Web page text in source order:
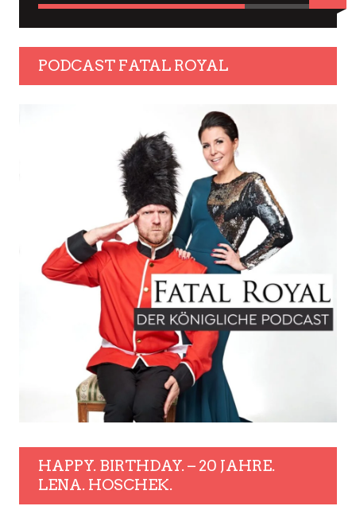
PODCAST FATAL ROYAL
HAPPY. BIRTHDAY. – 20 JAHRE.
LENA. HOSCHEK.